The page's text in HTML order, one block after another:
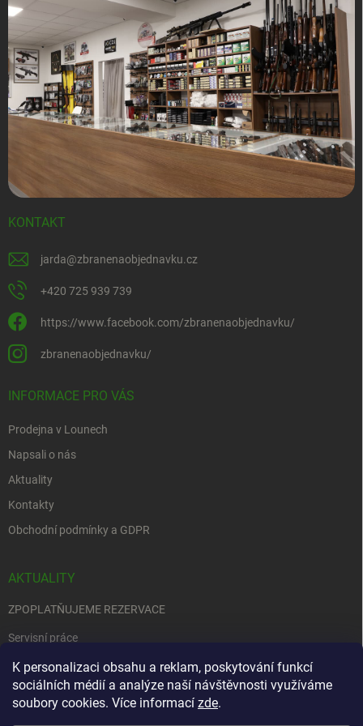
K personalizaci obsahu a reklam, poskytování funkcí
sociálních médií a analýze naší návštěvnosti využíváme
soubory cookies. Více informací zde.
KONTAKT
jarda@zbranenaobjednavku.cz
+420 725 939 739
https://www.facebook.com/zbranenaobjednavku/
zbranenaobjednavku/
INFORMACE PRO VÁS
Prodejna v Lounech
Napsali o nás
Aktuality
Kontakty
Obchodní podmínky a GDPR
AKTUALITY
ZPOPLATŇUJEME REZERVACE
Servisní práce
EDENRED
Nemůžete se rozhodnout….